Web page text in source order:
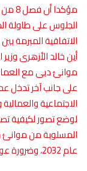
الجلوس على طاولة
الاتفاقية المبرمة
أين خالد الأزهرى
موانئ دبى مع
على جانب آخر تدخل
الاجتماعية
لوضع تصور لكيفية
المسلوبة من موانئ
عام 2032، وضرورة عودة العمال المفصولين فورا.